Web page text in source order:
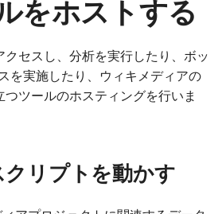
Español
Français
Gaeilge
Polski
をホストする
クセスし、分析を実行したり、ボッ
を実施したり、ウィキメディアの
ツールのホスティングを行いま
リプトを動かす